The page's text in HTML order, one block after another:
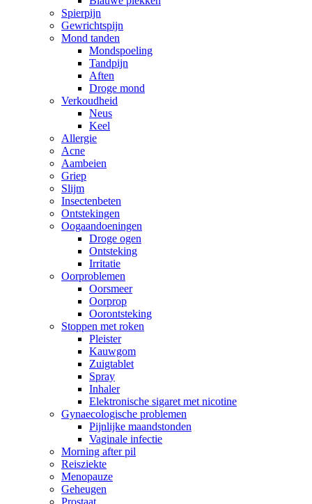
Spierpijn
Gewrichtspijn
Mond tanden
Mondspoeling
Tandpijn
Aften
Droge mond
Verkoudheid
Neus
Keel
Allergie
Acne
Aambeien
Griep
Slijm
Insectenbeten
Ontstekingen
Oogaandoeningen
Droge ogen
Ontsteking
Irritatie
Oorproblemen
Oorsmeer
Oorprop
Oorontsteking
Stoppen met roken
Pleister
Kauwgom
Zuigtablet
Spray
Inhaler
Elektronische sigaret met nicotine
Gynaecologische problemen
Pijnlijke maandstonden
Vaginale infectie
Morning after pil
Reisziekte
Menopauze
Geheugen
Prostaat